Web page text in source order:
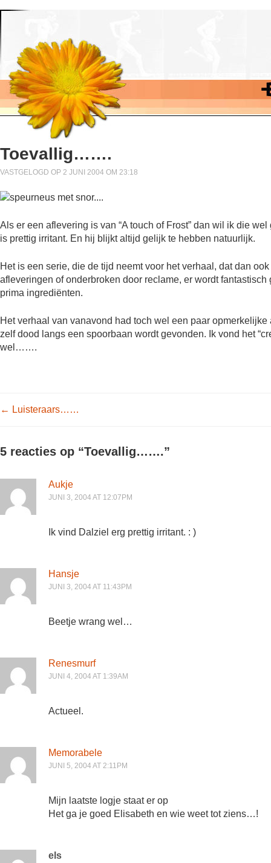
Toevallig…….
VASTGELOGD OP 2 JUNI 2004 OM 23:18
Als er een aflevering is van “A touch of Frost” dan wil ik die
is prettig irritant. En hij blijkt altijd gelijk te hebben natuurlijk.
Het is een serie, die de tijd neemt voor het verhaal, dat dan
afleveringen of onderbroken door reclame, er wordt
prima ingrediënten.
Het verhaal van vanavond had toch wel een paar
zelf dood langs een spoorbaan wordt gevonden. Ik vond het
wel…….
Post navigation
← Luisteraars……
5 reacties op “Toevallig…….”
Aukje
JUNI 3, 2004 AT 12:07PM
Ik vind Dalziel erg prettig irritant. : )
Hansje
JUNI 3, 2004 AT 11:43PM
Beetje wrang wel…
Renesmurf
JUNI 4, 2004 AT 1:39AM
Actueel.
Memorabele
JUNI 5, 2004 AT 2:11PM
Mijn laatste logje staat er op
Het ga je goed Elisabeth en wie weet tot ziens…!
els